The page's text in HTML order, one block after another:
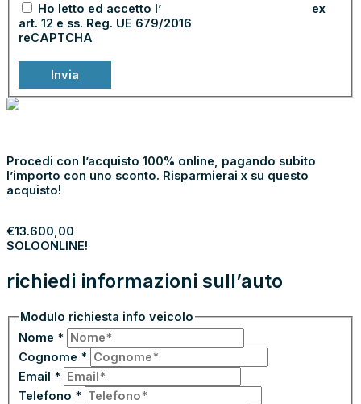
Ho letto ed accetto l’informativa sulla privacy
ex
art. 12 e ss. Reg. UE 679/2016
reCAPTCHA
Invia
Procedi con l’acquisto 100% online, pagando subito
l’importo con uno sconto. Risparmierai x su questo
acquisto!
€13.600,00
SOLOONLINE!
richiedi informazioni sull’auto
Modulo richiesta info veicolo
Nome *
Cognome *
Email *
Telefono *